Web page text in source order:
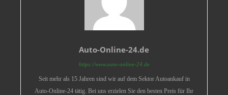
Auto-Online-24.de
https://www.auto-online-24.de
Seit mehr als 15 Jahren sind wir auf dem Sektor Autoankauf in
Auto-Online-24 tätig. Bei uns erzielen Sie den besten Preis für Ihr